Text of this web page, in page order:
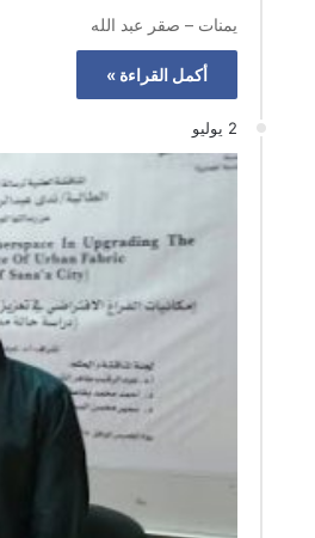
يمنات – صقر عبد الله
أكمل القراءة »
2 يوليو